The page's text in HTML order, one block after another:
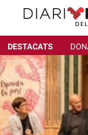
DESTACATS